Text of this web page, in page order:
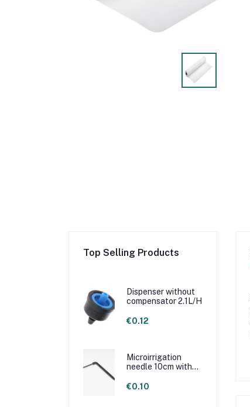
Top Selling Products
Dispenser without
compensator 2.1L/H
€0.12
Microirrigation
needle 10cm with
€0.10